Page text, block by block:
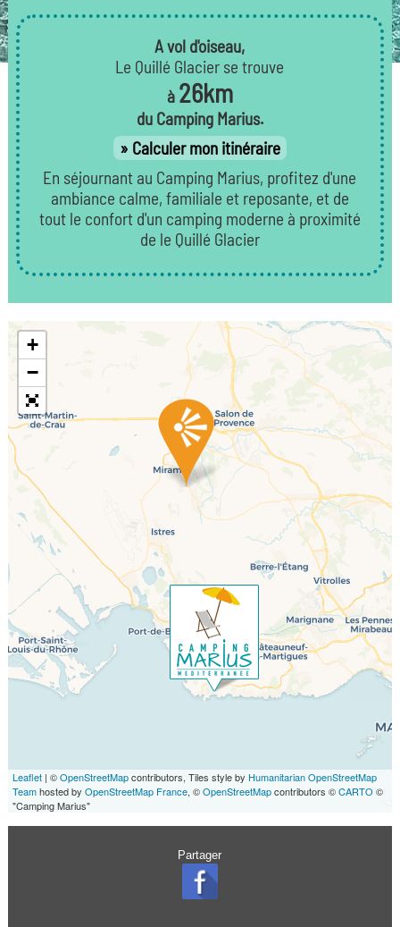
A vol d'oiseau,
Le Quillé Glacier se trouve
à 26km
du Camping Marius.
Calculer mon itinéraire
En séjournant au Camping Marius, profitez d'une
ambiance calme, familiale et reposante, et de
tout le confort d'un camping moderne à proximité
de le Quillé Glacier
+
−
Leaflet| ©OpenStreetMapcontributors, Tiles style by Humanitarian OpenStreetMap
Teamhosted by OpenStreetMap France, ©OpenStreetMapcontributors ©CARTO ©
"Camping Marius"
Partager